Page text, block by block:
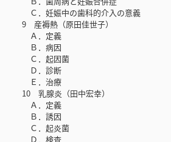
Ｃ．妊娠中の歯科的介入の意義
9 産褥熱（原田佳世子）
Ａ．定義
Ｂ．病因
Ｃ．起因菌
Ｄ．診断
Ｅ．治療
10 乳腺炎（田中宏幸）
Ａ．定義
Ｂ．誘因
Ｃ．起炎菌
Ｄ．検査